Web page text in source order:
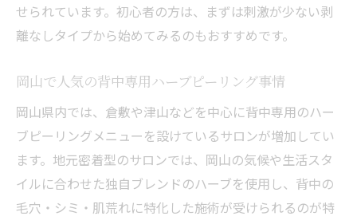
せられています。初心者の方は、まずは刺激が少ない剥
離なしタイプから始めてみるのもおすすめです。
岡山で人気の背中専用ハーブピーリング事情
岡山県内では、倉敷や津山などを中心に背中専用のハー
ブピーリングメニューを設けているサロンが増加してい
ます。地元密着型のサロンでは、岡山の気候や生活スタ
イルに合わせた独自ブレンドのハーブを使用し、背中の
毛穴・シミ・肌荒れに特化した施術が受けられるのが特